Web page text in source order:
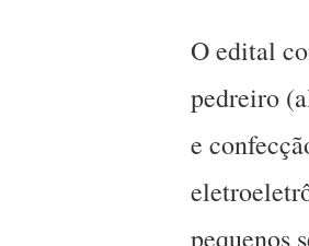
O edital
pedreiro
e
pequenos